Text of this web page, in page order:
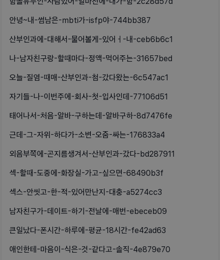
안녕~내-썸남은-mbti가-isfp야-744bb387
산부인과에-대해서-물어볼게-있어ㅓ-내-ceb6b6c1
나-남자친구랑-할때마다-정액-먹어주는-31657bed
오늘-질염-때매-산부인과-첨-갔다왔는-6c547ac1
자기들-나-이번주에-회사-첫-입사인데-77106d51
태어나서-처음-알바-구하는데-알바구하-8d7476fe
근데-그-자위-하다가-소변-오줌-싸는-176833a4
외음부쪽에-곤지름생겨서-산부인과-갔다-bd287911
섹-할때-도중에-화장실-가고-싶으면-68490b3f
섹스-안씻고-한-적-있어만난지-대충-a5274cc3
남자친구가-데이트-하기-전날에-매번-ebeceb09
큰일났다-폰시간-하루에-평균-18시간-fe42ad63
애인한테-마음이-식은-것-같다고-솔직-4e879e70